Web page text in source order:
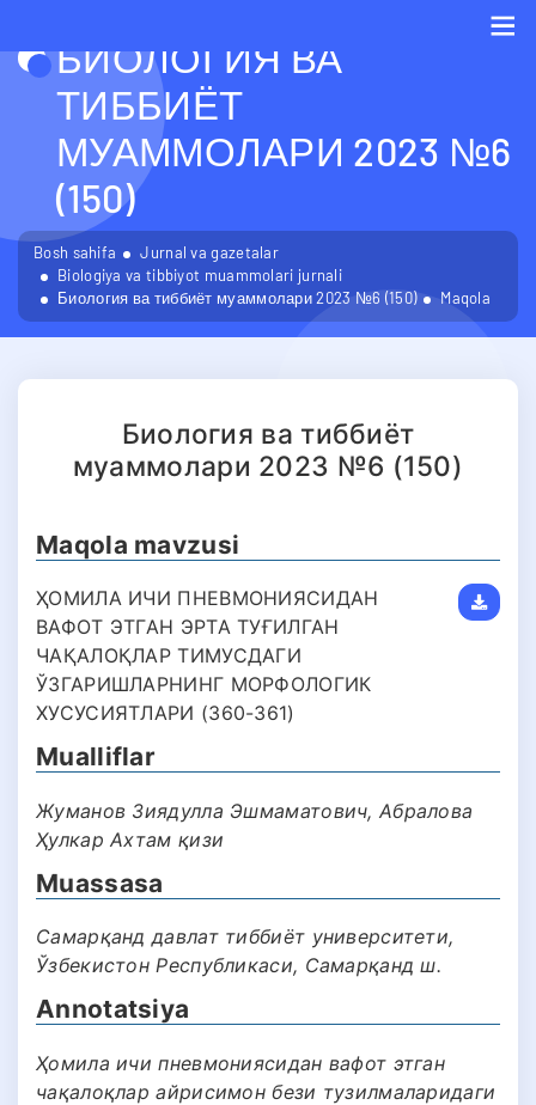
БИОЛОГИЯ ВА
ТИББИЁТ
МУАММОЛАРИ 2023 №6
(150)
Bosh sahifa
Jurnal va gazetalar
Biologiya va tibbiyot muammolari jurnali
Биология ва тиббиёт муаммолари 2023 №6 (150)
Maqola
Биология ва тиббиёт
муаммолари 2023 №6 (150)
Maqola mavzusi
ҲОМИЛА ИЧИ ПНЕВМОНИЯСИДАН
ВАФОТ ЭТГАН ЭРТА ТУҒИЛГАН
ЧАҚАЛОҚЛАР ТИМУСДАГИ
ЎЗГАРИШЛАРНИНГ МОРФОЛОГИК
ХУСУСИЯТЛАРИ (360-361)
Mualliflar
Жуманов Зиядулла Эшмаматович, Абралова
Ҳулкар Ахтам қизи
Muassasa
Самарқанд давлат тиббиёт университети,
Ўзбекистон Республикаси, Самарқанд ш.
Annotatsiya
Ҳомила ичи пневмониясидан вафот этган
чақалоқлар айрисимон бези тузилмаларидаги